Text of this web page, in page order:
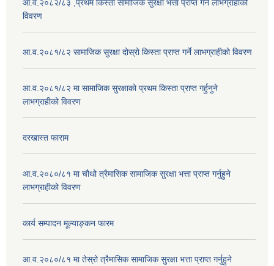
आ.व.२०८२/८३ ,प्रथम किस्ता सामाजिक सुरक्षा भत्ता प्राप्त गर्ने लाभग्राहीको
विवरण
आ.व.२०८१/८२ सामाजिक सुरक्षा दोस्रो किस्ता प्राप्त गर्ने लाभग्राहीको विवरण
आ.व.२०८१/८२ मा सामाजिक सुरक्षाको प्रथम किस्ता प्राप्त गर्हुनुने
लाभग्राहीको विवरण
दरखास्त फाराम
आ.व.२०८०/८१ मा चौथो त्रैमासिक सामाजिक सुरक्षा भत्ता प्राप्त गर्नुहुने
लाभग्राहीको विवरण
कार्य सम्पादन मूल्याङ्कन फारम
आ.व.२०८०/८१ मा तेस्रो त्रैमासिक सामाजिक सुरक्षा भत्ता प्राप्त गर्नुहुने